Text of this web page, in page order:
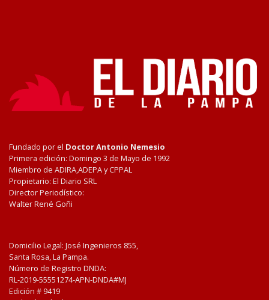
Fundado por el Doctor Antonio Nemesio
Primera edición: Domingo 3 de Mayo de 1992
Miembro de ADIRA,ADEPA y CPPAL
Propietario: El Diario SRL
Director Periodístico:
Walter René Goñi
Domicilio Legal: José Ingenieros 855,
Santa Rosa, La Pampa.
Número de Registro DNDA:
RL-2019-55551274-APN-DNDA#MJ
Edición # 9419